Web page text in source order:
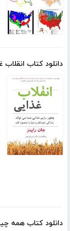
دانلود کتاب انقلاب
دانلود کتاب همه چیز